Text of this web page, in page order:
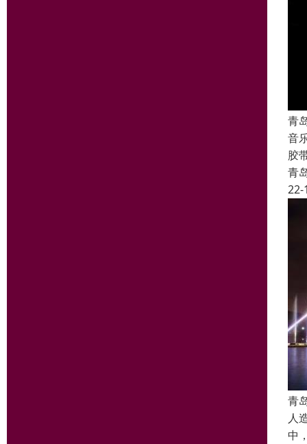
青
音
胶
青
22-
青
人
中